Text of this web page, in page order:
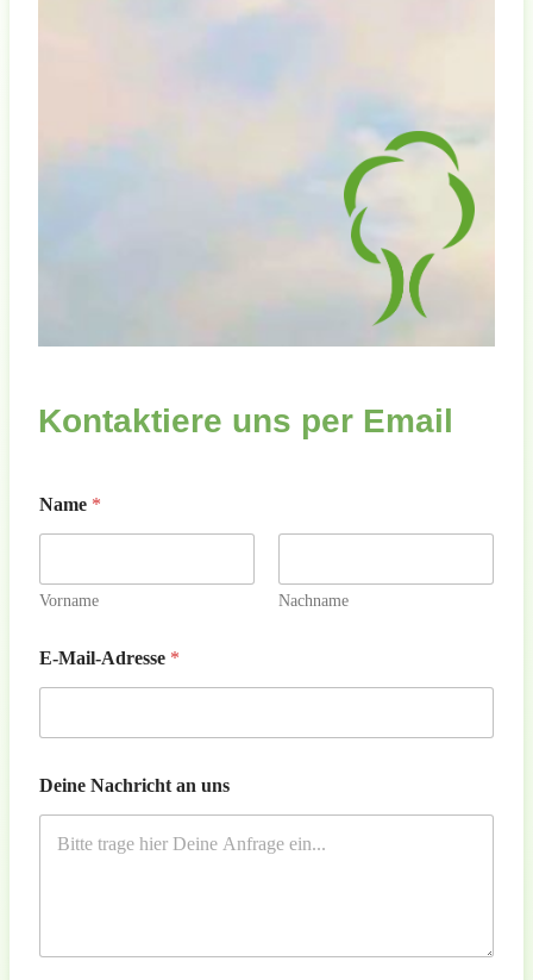
Kontaktiere uns per Email
Name *
Vorname Nachname
E-Mail-Adresse *
Deine Nachricht an uns